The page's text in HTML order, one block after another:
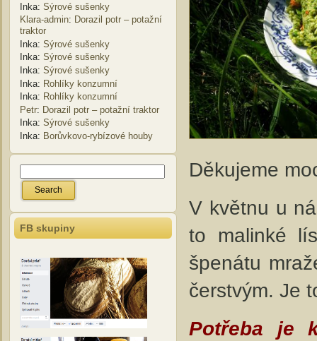
Inka: Sýrové sušenky
Klara-admin: Dorazil potr – potažní
traktor
Inka: Sýrové sušenky
Inka: Sýrové sušenky
Inka: Sýrové sušenky
Inka: Rohlíky konzumní
Inka: Rohlíky konzumní
Petr: Dorazil potr – potažní traktor
Inka: Sýrové sušenky
Inka: Borůvkovo-rybízové houby
FB skupiny
Děkujeme
V květnu u
to malinké
špenátu
čerstvým. Je
Potřeba je